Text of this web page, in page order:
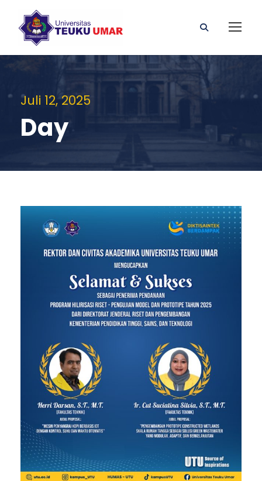
Juli 12, 2025
Day